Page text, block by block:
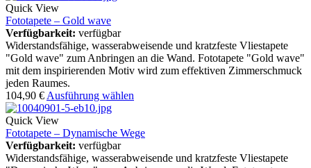
Quick View
Fototapete – Gold wave
Verfügbarkeit: verfügbar
Widerstandsfähige, wasserabweisende und kratzfeste Vliestapete
"Gold wave" zum Anbringen an die Wand. Fototapete "Gold wave"
mit dem inspirierenden Motiv wird zum effektiven Zimmerschmuck
jeden Raumes.
104,90 € Ausführung wählen
Quick View
Fototapete – Dynamische Wege
Verfügbarkeit: verfügbar
Widerstandsfähige, wasserabweisende und kratzfeste Vliestapete